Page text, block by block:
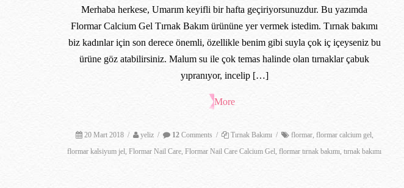
Merhaba herkese, Umarım keyifli bir hafta geçiriyorsunuzdur. Bu yazımda
Flormar Calcium Gel Tırnak Bakım ürününe yer vermek istedim. Tırnak bakımı
biz kadınlar için son derece önemli, özellikle benim gibi suyla çok iç içeyseniz bu
ürüne göz atabilirsiniz. Malum su ile çok temas halinde olan tırnaklar çabuk
yıpranıyor, incelip […]
More
20 Mart 2018 / yeliz / 12Comments / Tırnak Bakımı / flormar, flormar calcium gel,
flormar kalsiyum jel ,Flormar Nail Care ,Flormar Nail Care Calcium Gel ,flormar tırnak bakımı ,tırnak bakımı